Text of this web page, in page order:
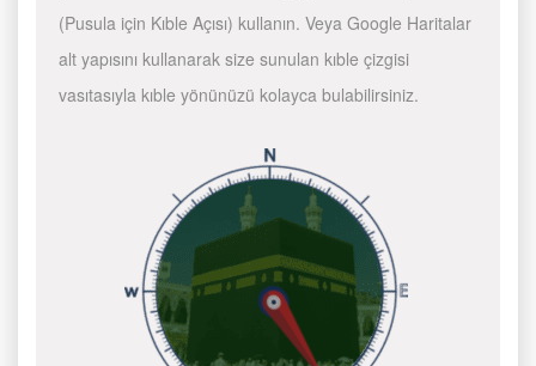
(Pusula için Kıble Açısı) kullanın. Veya Google Haritalar
alt yapısını kullanarak size sunulan kıble çizgisi
vasıtasıyla kıble yönünüzü kolayca bulabilirsiniz.